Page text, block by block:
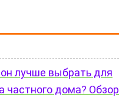
лучше выбрать для
частного дома? Обзор